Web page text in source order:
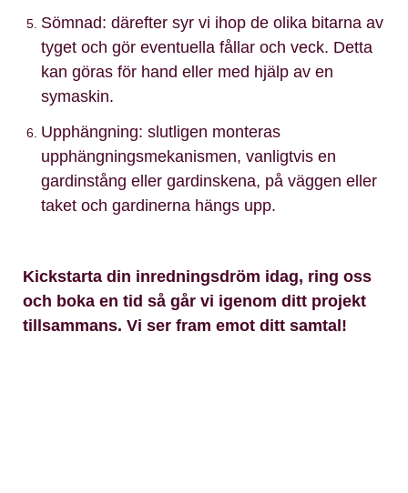
Sömnad: därefter syr vi ihop de olika bitarna av
tyget och gör eventuella fållar och veck. Detta
kan göras för hand eller med hjälp av en
symaskin.
Upphängning: slutligen monteras
upphängningsmekanismen, vanligtvis en
gardinstång eller gardinskena, på väggen eller
taket och gardinerna hängs upp.
Kickstarta din inredningsdröm idag, ring oss
och boka en tid så går vi igenom ditt projekt
tillsammans. Vi ser fram emot ditt samtal!